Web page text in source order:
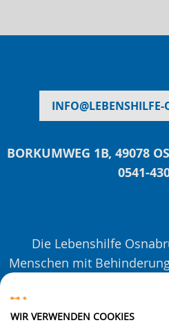
INFO@LEBENSHILFE-
BORKUMWEG 1B, 49078
0541-
Die Lebenshilfe
Menschen mit
mit Beratungen,
Seit 1963. Auf
WIR VERWENDEN COOKIES